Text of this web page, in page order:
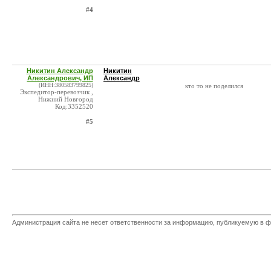
#4
Никитин Александр
Александрович, ИП
(ИНН:380583799825)
Экспедитор-перевозчик ,
Нижний Новгород
Код:3352520
#5
Никитин
Александр
кто то не поделился
Администрация сайта не несет ответственности за информацию, публикуемую